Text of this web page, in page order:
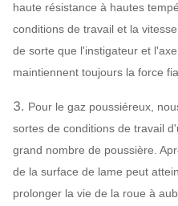
haute résistance à hautes
conditions de travail et la
de sorte que l'instigateur et
maintiennent toujours la force
3. Pour le gaz poussiéreux,
sortes de conditions de travail
grand nombre de poussière.
de la surface de lame peut
prolonger la vie de la roue à